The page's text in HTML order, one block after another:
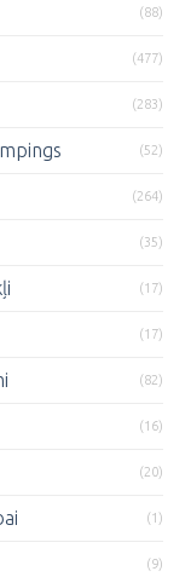
(88)
(477)
(283)
(52)
(264)
(35)
(17)
(17)
(82)
(16)
(20)
(1)
(9)